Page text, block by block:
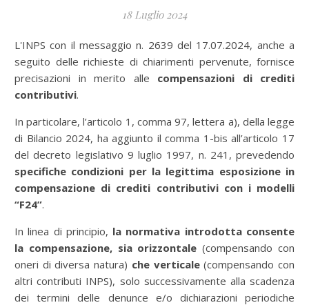
18 Luglio 2024
L'INPS con il messaggio n. 2639 del 17.07.2024, anche a
seguito delle richieste di chiarimenti pervenute, fornisce
precisazioni in merito alle compensazioni di crediti
contributivi.
In particolare, l’articolo 1, comma 97, lettera a), della legge
di Bilancio 2024, ha aggiunto il comma 1-bis all’articolo 17
del decreto legislativo 9 luglio 1997, n. 241, prevedendo
specifiche condizioni per la legittima esposizione in
compensazione di crediti contributivi con i modelli
“F24”.
In linea di principio, la normativa introdotta consente
la compensazione, sia orizzontale (compensando con
oneri di diversa natura) che verticale(compensando con
altri contributi INPS), solo successivamente alla scadenza
dei termini delle denunce e/o dichiarazioni periodiche